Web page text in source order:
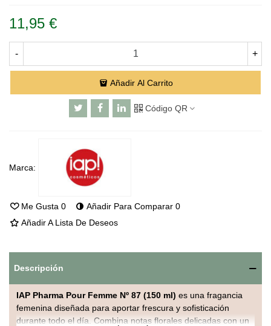
11,95 €
- +
Añadir Al Carrito
Código QR
Marca:
Me Gusta 0 Añadir Para Comparar 0
Añadir A Lista De Deseos
Descripción
IAP Pharma Pour Femme Nº 87 (150 ml) es una fragancia
femenina diseñada para aportar frescura y sofisticación
durante todo el día. Combina notas florales delicadas con un